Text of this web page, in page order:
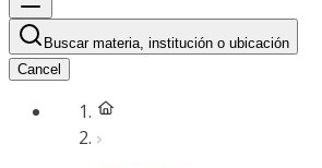
Buscar materia, institución o ubicación
Cancel